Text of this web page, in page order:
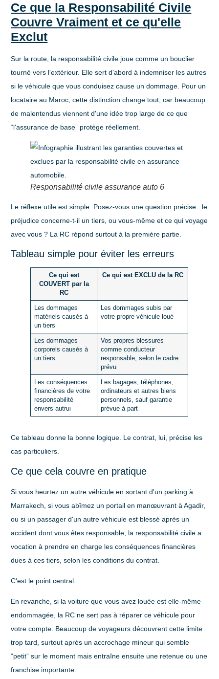
Ce que la Responsabilité Civile
Couvre Vraiment et ce qu'elle
Exclut
Sur la route, la responsabilité civile joue comme un bouclier
tourné vers l'extérieur. Elle sert d'abord à indemniser les autres
si le véhicule que vous conduisez cause un dommage. Pour un
locataire au Maroc, cette distinction change tout, car beaucoup
de malentendus viennent d'une idée trop large de ce que
“l'assurance de base” protège réellement.
Responsabilité civile assurance auto 6
Le réflexe utile est simple. Posez-vous une question précise : le
préjudice concerne-t-il un tiers, ou vous-même et ce qui voyage
avec vous ? La RC répond surtout à la première partie.
Tableau simple pour éviter les erreurs
Ce qui est
COUVERT par la
RC
Ce qui est EXCLU de la RC
Les dommages
matériels causés à
un tiers
Les dommages subis par
votre propre véhicule loué
Les dommages
corporels causés à
un tiers
Vos propres blessures
comme conducteur
responsable, selon le cadre
prévu
Les conséquences
financières de votre
responsabilité
envers autrui
Les bagages, téléphones,
ordinateurs et autres biens
personnels, sauf garantie
prévue à part
Ce tableau donne la bonne logique. Le contrat, lui, précise les
cas particuliers.
Ce que cela couvre en pratique
Si vous heurtez un autre véhicule en sortant d'un parking à
Marrakech, si vous abîmez un portail en manœuvrant à Agadir,
ou si un passager d'un autre véhicule est blessé après un
accident dont vous êtes responsable, la responsabilité civile a
vocation à prendre en charge les conséquences financières
dues à ces tiers, selon les conditions du contrat.
C'est le point central.
En revanche, si la voiture que vous avez louée est elle-même
endommagée, la RC ne sert pas à réparer ce véhicule pour
votre compte. Beaucoup de voyageurs découvrent cette limite
trop tard, surtout après un accrochage mineur qui semble
“petit” sur le moment mais entraîne ensuite une retenue ou une
franchise importante.